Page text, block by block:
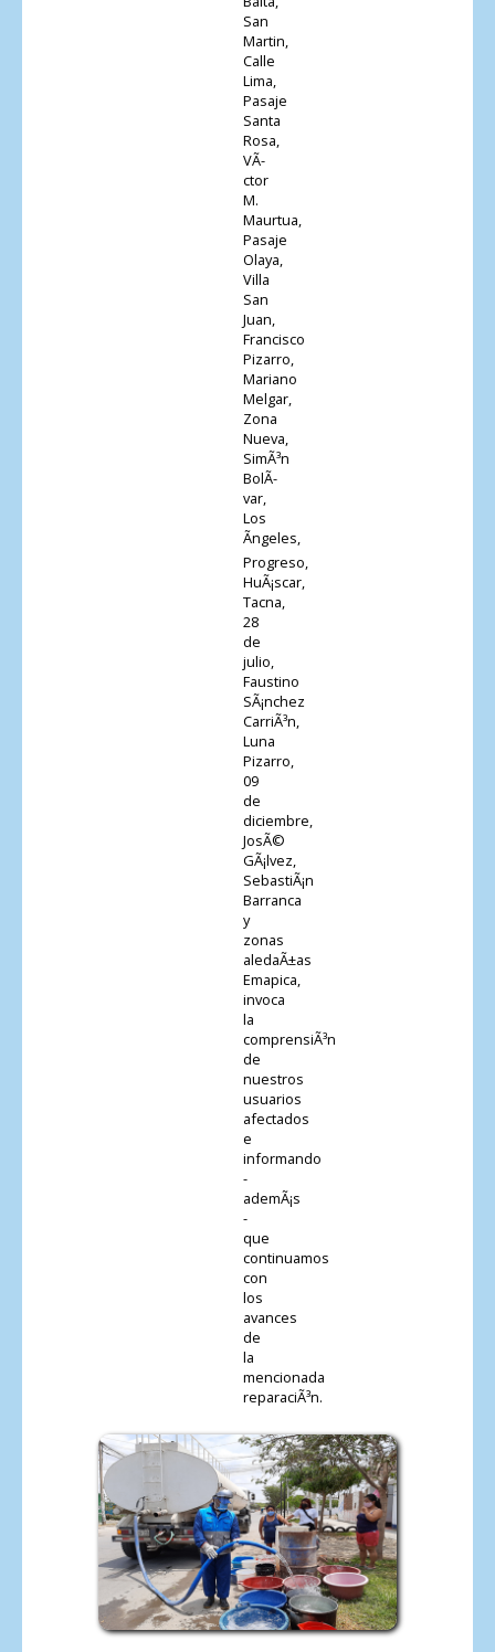
San
Martin,
Calle
Lima,
Pasaje
Santa
Rosa,
VÃ­
ctor
M.
Maurtua,
Pasaje
Olaya,
Villa
San
Juan,
Francisco
Pizarro,
Mariano
Melgar,
Zona
Nueva,
SimÃ³n
BolÃ­
var,
Los
Ãngeles,
Progreso,
HuÃ¡scar,
Tacna,
28
de
julio,
Faustino
SÃ¡nchez
CarriÃ³n,
Luna
Pizarro,
09
de
diciembre,
JosÃ©
GÃ¡lvez,
SebastiÃ¡n
Barranca
y
zonas
aledaÃ±as
Emapica,
invoca
la
comprensiÃ³n
de
nuestros
usuarios
afectados
e
informando
-
ademÃ¡s
-
que
continuamos
con
los
avances
de
la
mencionada
reparaciÃ³n.